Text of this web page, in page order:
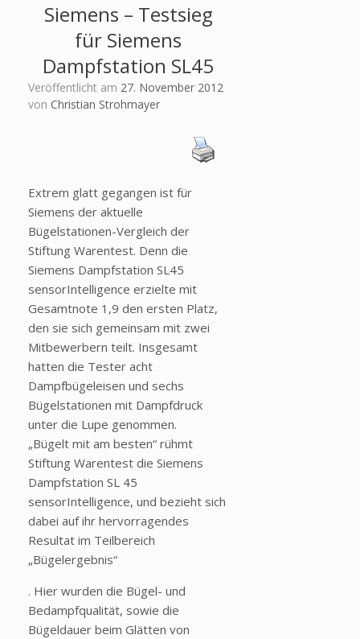
Siemens – Testsieg
für Siemens
Dampfstation SL45
Veröffentlicht am 27. November 2012
von Christian Strohmayer
Extrem glatt gegangen ist für
Siemens der aktuelle
Bügelstationen-Vergleich der
Stiftung Warentest. Denn die
Siemens Dampfstation SL45
sensorIntelligence erzielte mit
Gesamtnote 1,9 den ersten Platz,
den sie sich gemeinsam mit zwei
Mitbewerbern teilt. Insgesamt
hatten die Tester acht
Dampfbügeleisen und sechs
Bügelstationen mit Dampfdruck
unter die Lupe genommen.
„Bügelt mit am besten“ rühmt
Stiftung Warentest die Siemens
Dampfstation SL 45
sensorIntelligence, und bezieht sich
dabei auf ihr hervorragendes
Resultat im Teilbereich
„Bügelergebnis“
. Hier wurden die Bügel- und
Bedampfqualität, sowie die
Bügeldauer beim Glätten von